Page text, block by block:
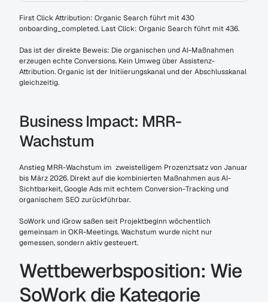
First Click Attribution: Organic Search führt mit 430
onboarding_completed. Last Click: Organic Search führt mit 436.
Das ist der direkte Beweis: Die organischen und AI-Maßnahmen
erzeugen echte Conversions. Kein Umweg über Assistenz-
Attribution. Organic ist der Initiierungskanal und der Abschlusskanal
gleichzeitig.
Business Impact: MRR-
Wachstum
Anstieg MRR-Wachstum im  zweistelligem Prozenztsatz von Januar
bis März 2026. Direkt auf die kombinierten Maßnahmen aus AI-
Sichtbarkeit, Google Ads mit echtem Conversion-Tracking und
organischem SEO zurückführbar.
SoWork und iGrow saßen seit Projektbeginn wöchentlich
gemeinsam in OKR-Meetings. Wachstum wurde nicht nur
gemessen, sondern aktiv gesteuert.
Wettbewerbsposition: Wie
SoWork die Kategorie